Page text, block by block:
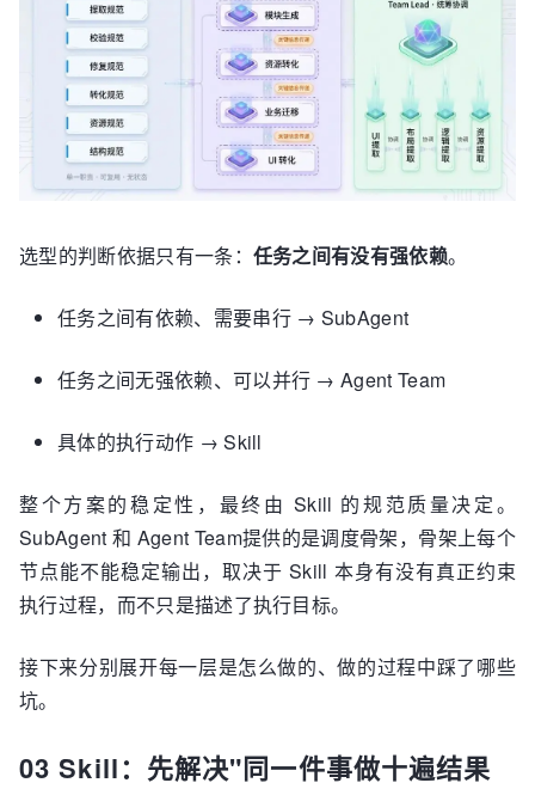
选型的判断依据只有一条： 任务之间有没有强依赖。
任务之间有依赖、需要串行 → SubAgent
任务之间无强依赖、可以并行 → Agent Team
具体的执行动作 → Skill
整个方案的稳定性，最终由 Skill 的规范质量决定。
SubAgent 和 Agent Team提供的是调度骨架，骨架上每个
节点能不能稳定输出，取决于 Skill 本身有没有真正约束
执行过程，而不只是描述了执行目标。
接下来分别展开每一层是怎么做的、做的过程中踩了哪些
坑。
03 Skill：先解决"同一件事做十遍结果